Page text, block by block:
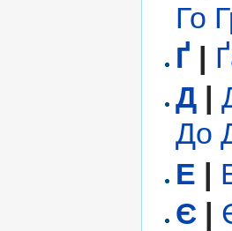
Го
Ґ |
Д
До
Е |
Є |